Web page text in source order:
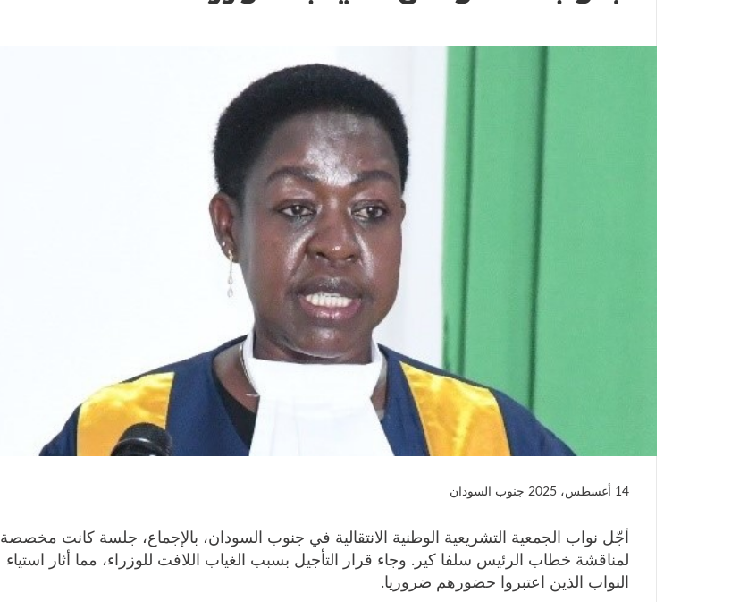
14 أغسطس، 2025 جنوب السودان
أجّل نواب الجمعية التشريعية الوطنية الانتقالية في جنوب السودان، بالإجماع، جلسة كانت مخصصة
لمناقشة خطاب الرئيس سلفا كير. وجاء قرار التأجيل بسبب الغياب اللافت للوزراء، مما أثار استياء
النواب الذين اعتبروا حضورهم ضروريا.